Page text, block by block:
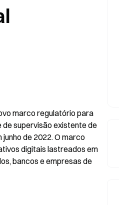
marco regulatório para
de supervisão existente de
de 2022. O marco
digitais lastreados em
bancos e empresas de